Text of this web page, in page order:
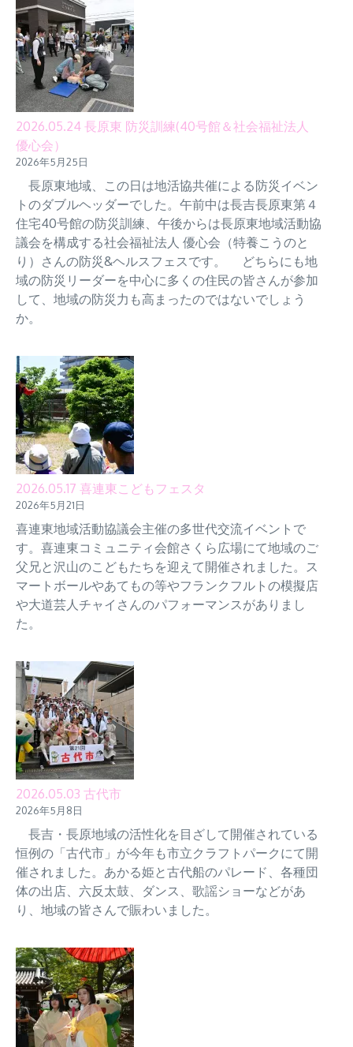
2026.05.24 長原東 防災訓練(40号館＆社会福祉法人
優心会）
2026年5月25日
長原東地域、この日は地活協共催による防災イベン
トのダブルヘッダーでした。午前中は長吉長原東第４
住宅40号館の防災訓練、午後からは長原東地域活動協
議会を構成する社会福祉法人 優心会（特養こうのと
り）さんの防災&ヘルスフェスです。 どちらにも地
域の防災リーダーを中心に多くの住民の皆さんが参加
して、地域の防災力も高まったのではないでしょう
か。
2026.05.17 喜連東こどもフェスタ
2026年5月21日
喜連東地域活動協議会主催の多世代交流イベントで
す。喜連東コミュニティ会館さくら広場にて地域のご
父兄と沢山のこどもたちを迎えて開催されました。ス
マートボールやあてもの等やフランクフルトの模擬店
や大道芸人チャイさんのパフォーマンスがありまし
た。
2026.05.03 古代市
2026年5月8日
長吉・長原地域の活性化を目ざして開催されている
恒例の「古代市」が今年も市立クラフトパークにて開
催されました。あかる姫と古代船のパレード、各種団
体の出店、六反太鼓、ダンス、歌謡ショーなどがあ
り、地域の皆さんで賑わいました。